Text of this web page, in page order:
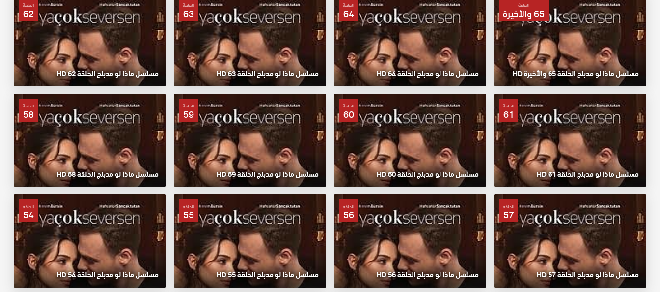
الحلقة
65 والأخيرة
مسلسل ماذا لو مدبلج الحلقة 65 والأخيرة HD
الحلقة
64
مسلسل ماذا لو مدبلج الحلقة 64 HD
الحلقة
63
مسلسل ماذا لو مدبلج الحلقة 63 HD
الحلقة
62
مسلسل ماذا لو مدبلج الحلقة 62 HD
الحلقة
61
مسلسل ماذا لو مدبلج الحلقة 61 HD
الحلقة
60
مسلسل ماذا لو مدبلج الحلقة 60 HD
الحلقة
59
مسلسل ماذا لو مدبلج الحلقة 59 HD
الحلقة
58
مسلسل ماذا لو مدبلج الحلقة 58 HD
الحلقة
57
مسلسل ماذا لو مدبلج الحلقة 57 HD
الحلقة
56
مسلسل ماذا لو مدبلج الحلقة 56 HD
الحلقة
55
مسلسل ماذا لو مدبلج الحلقة 55 HD
الحلقة
54
مسلسل ماذا لو مدبلج الحلقة 54 HD